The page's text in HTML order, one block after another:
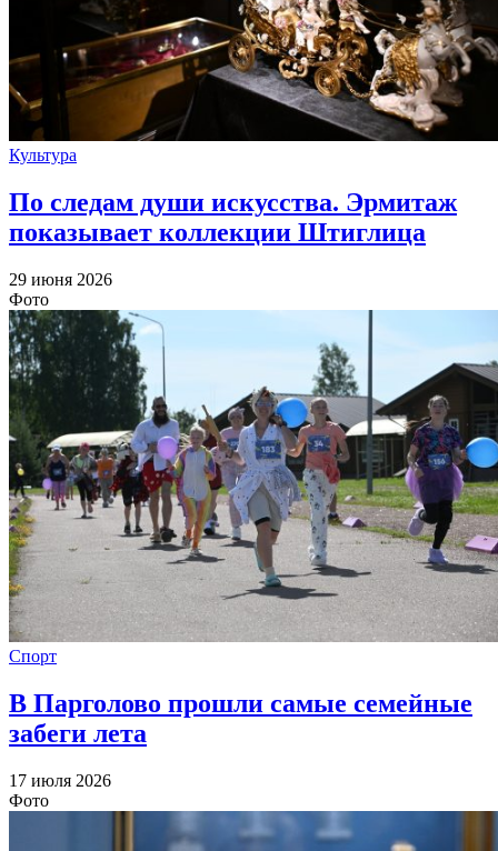
Культура
По следам души искусства. Эрмитаж
показывает коллекции Штиглица
29 июня 2026
Фото
Спорт
В Парголово прошли самые семейные
забеги лета
17 июля 2026
Фото